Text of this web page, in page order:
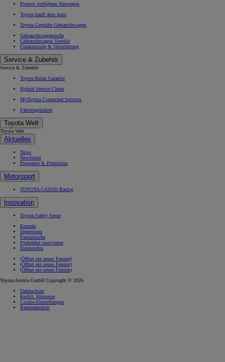
Prompt verfügbare Neuwagen
Toyota kauft dein Auto
Toyota Geprüfte Gebrauchtwagen
Gebrauchtwagensuche
Gebrauchtwagen Vorteile
Finanzierung & Versicherung
Service & Zubehör
Service & Zubehör
Toyota Relax Garantie
Hybrid Service Check
MyToyota Connected Services
Fahrzeugrückruf
Toyota Welt
Toyota Welt
Aktuelles
News
Newsletter
Prospekte & Preislisten
Motorsport
TOYOTA GAZOO Racing
Innovation
Toyota Safety Sense
Kontakt
Impressum
Partnersuche
Probefahrt reservieren
Datenrechte
(Öffnet ein neues Fenster)
(Öffnet ein neues Fenster)
(Öffnet ein neues Fenster)
Toyota Austria GmbH Copyright © 2026
Datenschutz
Rechtl. Hinweise
Cookie-Einstellungen
Barrierefreiheit